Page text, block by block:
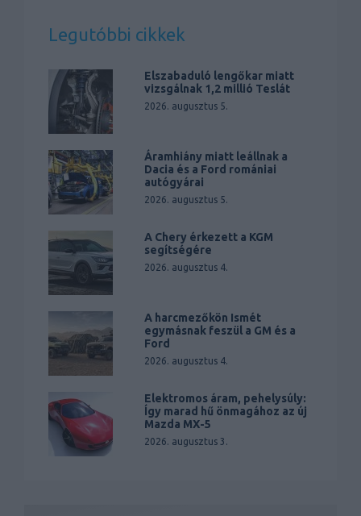
Legutóbbi cikkek
Elszabaduló lengőkar miatt
vizsgálnak 1,2 millió Teslát
2026. augusztus 5.
Áramhiány miatt leállnak a
Dacia és a Ford romániai
autógyárai
2026. augusztus 5.
A Chery érkezett a KGM
segítségére
2026. augusztus 4.
A harcmezőkön Ismét
egymásnak feszül a GM és a
Ford
2026. augusztus 4.
Elektromos áram, pehelysúly:
Így marad hű önmagához az új
Mazda MX-5
2026. augusztus 3.